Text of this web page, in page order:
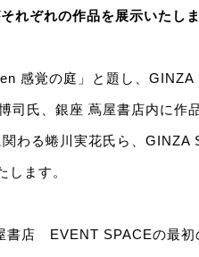
れぞれの作品を展示いたし
感覚の庭」と題し、
司氏、銀座 蔦屋書店内に作
わる蜷川実花氏ら、GINZA
ます。
書店 EVENT SPACEの最初